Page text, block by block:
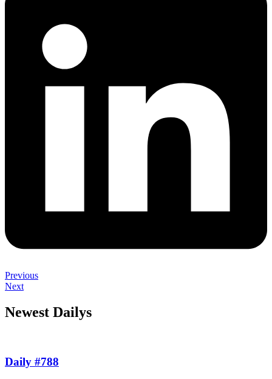
Previous
Next
Newest Dailys
Daily #788